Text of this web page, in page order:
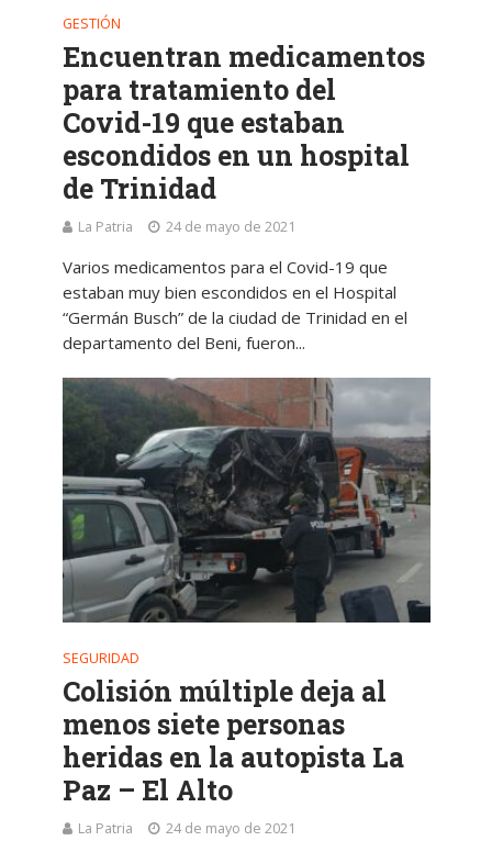
GESTIÓN
Encuentran medicamentos
para tratamiento del
Covid-19 que estaban
escondidos en un hospital
de Trinidad
La Patria 24 de mayo de 2021
Varios medicamentos para el Covid-19 que
estaban muy bien escondidos en el Hospital
“Germán Busch” de la ciudad de Trinidad en el
departamento del Beni, fueron...
SEGURIDAD
Colisión múltiple deja al
menos siete personas
heridas en la autopista La
Paz – El Alto
La Patria 24 de mayo de 2021